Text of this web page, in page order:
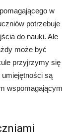
w
potrzebuje
do nauki. Ale
może być
przyjrzymy się
są
wspomagającym